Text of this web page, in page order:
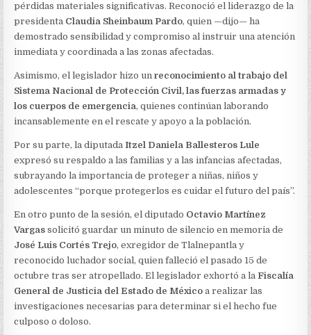
pérdidas materiales significativas. Reconoció el liderazgo de la
presidenta Claudia Sheinbaum Pardo, quien —dijo— ha
demostrado sensibilidad y compromiso al instruir una atención
inmediata y coordinada a las zonas afectadas.
Asimismo, el legislador hizo unreconocimiento al trabajo del
Sistema Nacional de Protección Civil, las fuerzas armadas y
los cuerpos de emergencia, quienes continúan laborando
incansablemente en el rescate y apoyo a la población.
Por su parte, la diputadaItzel Daniela Ballesteros Lule
expresó su respaldo a las familias y a las infancias afectadas,
subrayando la importancia de proteger a niñas, niños y
adolescentes “porque protegerlos es cuidar el futuro del país”.
En otro punto de la sesión, el diputado Octavio Martínez
Vargas solicitó guardar un minuto de silencio en memoria de
José Luis Cortés Trejo, exregidor de Tlalnepantla y
reconocido luchador social, quien falleció el pasado 15 de
octubre tras ser atropellado. El legislador exhortó a laFiscalía
General de Justicia del Estado de México a realizar las
investigaciones necesarias para determinar si el hecho fue
culposo o doloso.